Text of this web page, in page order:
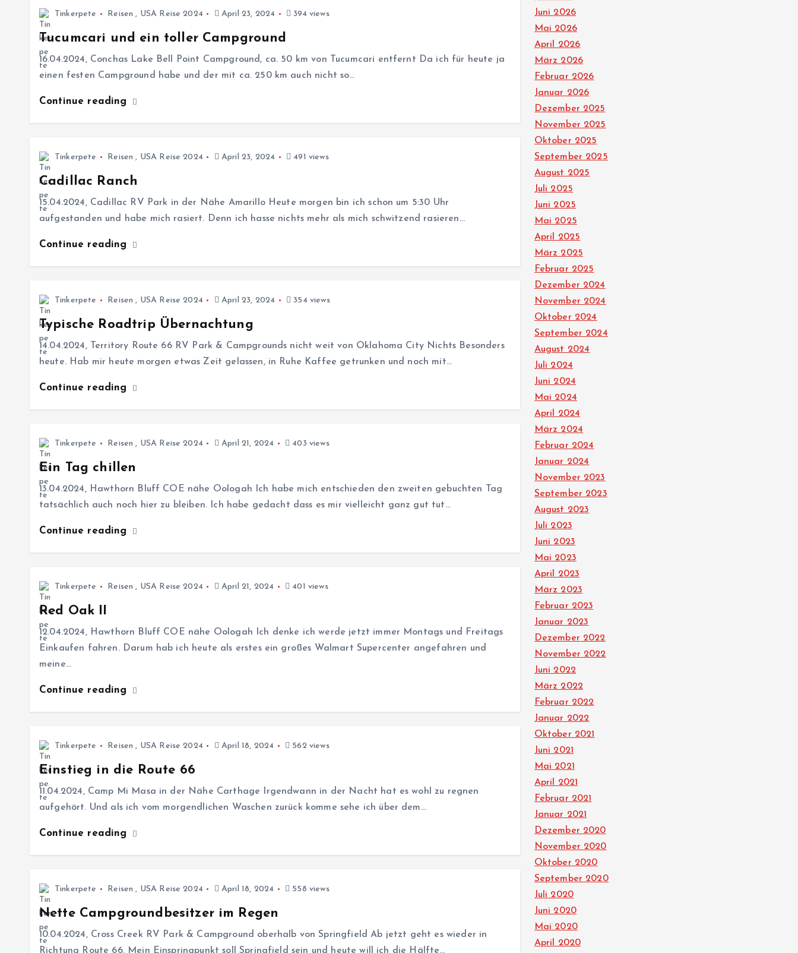
Tinkerpete Reisen , USA Reise 2024 April 23, 2024 394 views
Tucumcari und ein toller Campground
16.04.2024, Conchas Lake Bell Point Campground, ca. 50 km von Tucumcari entfernt Da ich für heute ja
einen festen Campground habe und der mit ca. 250 km auch nicht so…
Continue reading
Tinkerpete Reisen , USA Reise 2024 April 23, 2024 491 views
Cadillac Ranch
15.04.2024, Cadillac RV Park in der Nähe Amarillo Heute morgen bin ich schon um 5:30 Uhr
aufgestanden und habe mich rasiert. Denn ich hasse nichts mehr als mich schwitzend rasieren…
Continue reading
Tinkerpete Reisen , USA Reise 2024 April 23, 2024 354 views
Typische Roadtrip Übernachtung
14.04.2024, Territory Route 66 RV Park & Campgrounds nicht weit von Oklahoma City Nichts Besonders
heute. Hab mir heute morgen etwas Zeit gelassen, in Ruhe Kaffee getrunken und noch mit…
Continue reading
Tinkerpete Reisen , USA Reise 2024 April 21, 2024 403 views
Ein Tag chillen
13.04.2024, Hawthorn Bluff COE nähe Oologah Ich habe mich entschieden den zweiten gebuchten Tag
tatsächlich auch noch hier zu bleiben. Ich habe gedacht dass es mir vielleicht ganz gut tut…
Continue reading
Tinkerpete Reisen , USA Reise 2024 April 21, 2024 401 views
Red Oak II
12.04.2024, Hawthorn Bluff COE nähe Oologah Ich denke ich werde jetzt immer Montags und Freitags
Einkaufen fahren. Darum hab ich heute als erstes ein großes Walmart Supercenter angefahren und
meine…
Continue reading
Tinkerpete Reisen , USA Reise 2024 April 18, 2024 562 views
Einstieg in die Route 66
11.04.2024, Camp Mi Masa in der Nähe Carthage Irgendwann in der Nacht hat es wohl zu regnen
aufgehört. Und als ich vom morgendlichen Waschen zurück komme sehe ich über dem…
Continue reading
Tinkerpete Reisen , USA Reise 2024 April 18, 2024 558 views
Nette Campgroundbesitzer im Regen
10.04.2024, Cross Creek RV Park & Campground oberhalb von Springfield Ab jetzt geht es wieder in
Richtung Route 66. Mein Einspringpunkt soll Springfield sein und heute will ich die Hälfte…
Juni 2026
Mai 2026
April 2026
März 2026
Februar 2026
Januar 2026
Dezember 2025
November 2025
Oktober 2025
September 2025
August 2025
Juli 2025
Juni 2025
Mai 2025
April 2025
März 2025
Februar 2025
Dezember 2024
November 2024
Oktober 2024
September 2024
August 2024
Juli 2024
Juni 2024
Mai 2024
April 2024
März 2024
Februar 2024
Januar 2024
November 2023
September 2023
August 2023
Juli 2023
Juni 2023
Mai 2023
April 2023
März 2023
Februar 2023
Januar 2023
Dezember 2022
November 2022
Juni 2022
März 2022
Februar 2022
Januar 2022
Oktober 2021
Juni 2021
Mai 2021
April 2021
Februar 2021
Januar 2021
Dezember 2020
November 2020
Oktober 2020
September 2020
Juli 2020
Juni 2020
Mai 2020
April 2020